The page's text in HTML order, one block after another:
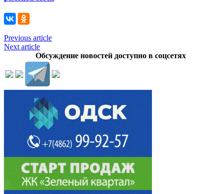
Previous article
Next article
Обсуждение новостей доступно в соцсетях